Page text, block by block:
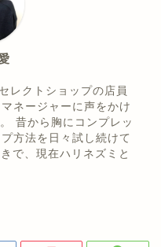
クトショップの店員
ネージャーに声をかけ
昔から胸にコンプレッ
方法を日々試し続けて
で、現在ハリネズミと